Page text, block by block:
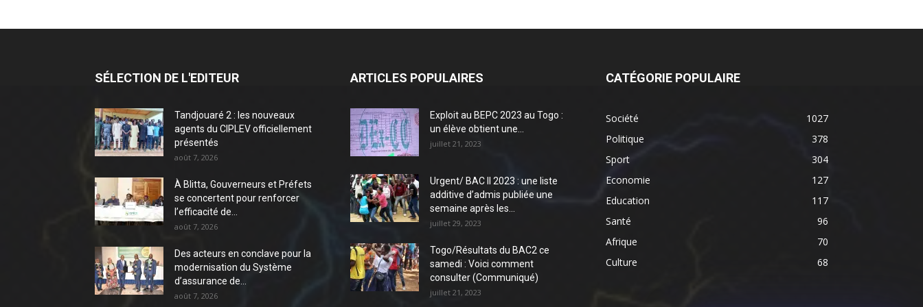
SÉLECTION DE L'EDITEUR
Tandjouaré 2 : les nouveaux
agents du CIPLEV officiellement
présentés
août 7, 2026
À Blitta, Gouverneurs et Préfets
se concertent pour renforcer
l’efficacité de...
août 7, 2026
Des acteurs en conclave pour la
modernisation du Système
d’assurance de...
août 7, 2026
ARTICLES POPULAIRES
Exploit au BEPC 2023 au Togo :
un élève obtient une...
juillet 21, 2023
Urgent/ BAC II 2023 : une liste
additive d’admis publiée une
semaine après les...
juillet 29, 2023
Togo/Résultats du BAC2 ce
samedi : Voici comment
consulter (Communiqué)
juillet 21, 2023
CATÉGORIE POPULAIRE
Société
1027
Politique
378
Sport
304
Economie
127
Education
117
Santé
96
Afrique
70
Culture
68